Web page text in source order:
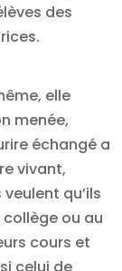
des
elle
menée,
échangé a
vivant,
qu’ils
ou au
cours et